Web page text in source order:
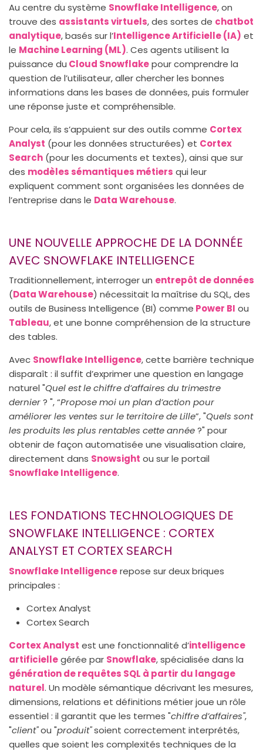
Au centre du système Snowflake Intelligence, on
trouve des assistants virtuels, des sortes de chatbot
analytique, basés sur l’Intelligence Artificielle (IA) et
le Machine Learning (ML). Ces agents utilisent la
puissance du Cloud Snowflakepour comprendre la
question de l’utilisateur, aller chercher les bonnes
informations dans les bases de données, puis formuler
une réponse juste et compréhensible.
Pour cela, ils s’appuient sur des outils comme Cortex
Analyst (pour les données structurées) et Cortex
Search (pour les documents et textes), ainsi que sur
des modèles sémantiques métiers qui leur
expliquent comment sont organisées les données de
l’entreprise dans le Data Warehouse.
UNE NOUVELLE APPROCHE DE LA DONNÉE
AVEC SNOWFLAKE INTELLIGENCE
Traditionnellement, interroger un entrepôt de données
(Data Warehouse) nécessitait la maîtrise du SQL, des
outils de Business Intelligence (BI) comme Power BI ou
Tableau, et une bonne compréhension de la structure
des tables.
Avec Snowflake Intelligence, cette barrière technique
disparaît : il suffit d’exprimer une question en langage
naturel "Quel est le chiffre d’affaires du trimestre
dernier? ", “Propose moi un plan d’action pour
améliorer les ventes sur le territoire de Lille”, "Quels sont
les produits les plus rentables cette année?" pour
obtenir de façon automatisée une visualisation claire,
directement dans Snowsight ou sur le portail
Snowflake Intelligence.
LES FONDATIONS TECHNOLOGIQUES DE
SNOWFLAKE INTELLIGENCE : CORTEX
ANALYST ET CORTEX SEARCH
Snowflake Intelligencerepose sur deux briques
principales :
Cortex Analyst
Cortex Search
Cortex Analyst est une fonctionnalité d’intelligence
artificiellegérée par Snowflake, spécialisée dans la
génération de requêtes SQL à partir du langage
naturel. Un modèle sémantique décrivant les mesures,
dimensions, relations et définitions métier joue un rôle
essentiel : il garantit que les termes "chiffre d’affaires",
"client"ou "produit"soient correctement interprétés,
quelles que soient les complexités techniques de la